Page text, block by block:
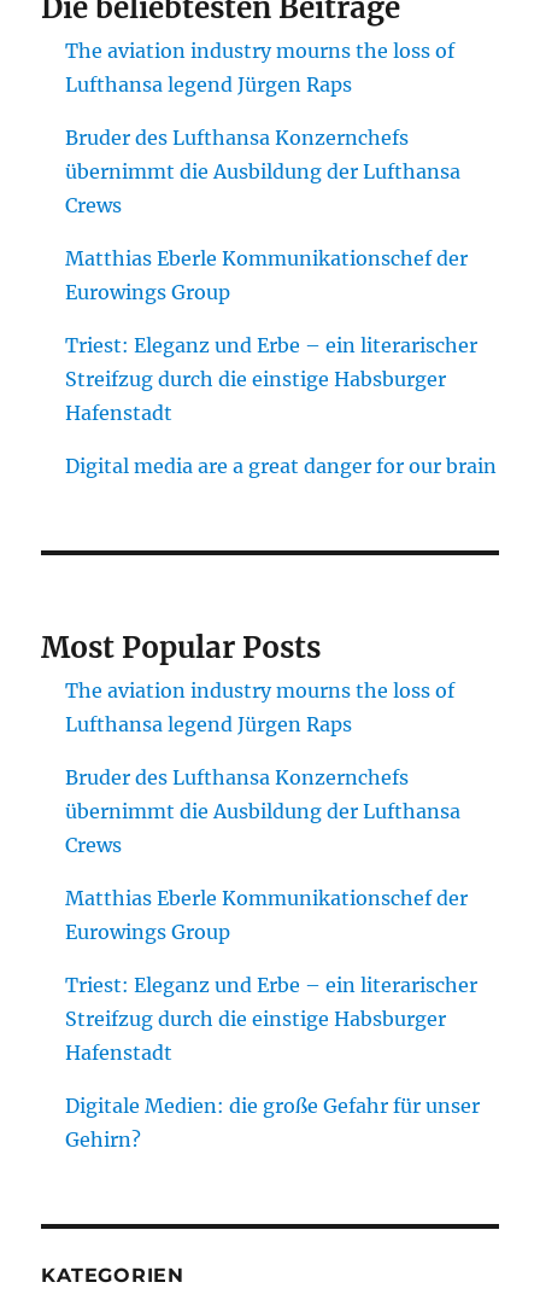
The aviation industry mourns the loss of
Lufthansa legend Jürgen Raps
Bruder des Lufthansa Konzernchefs
übernimmt die Ausbildung der Lufthansa
Crews
Matthias Eberle Kommunikationschef der
Eurowings Group
Triest: Eleganz und Erbe – ein literarischer
Streifzug durch die einstige Habsburger
Hafenstadt
Digital media are a great danger for our brain
Most Popular Posts
The aviation industry mourns the loss of
Lufthansa legend Jürgen Raps
Bruder des Lufthansa Konzernchefs
übernimmt die Ausbildung der Lufthansa
Crews
Matthias Eberle Kommunikationschef der
Eurowings Group
Triest: Eleganz und Erbe – ein literarischer
Streifzug durch die einstige Habsburger
Hafenstadt
Digitale Medien: die große Gefahr für unser
Gehirn?
KATEGORIEN